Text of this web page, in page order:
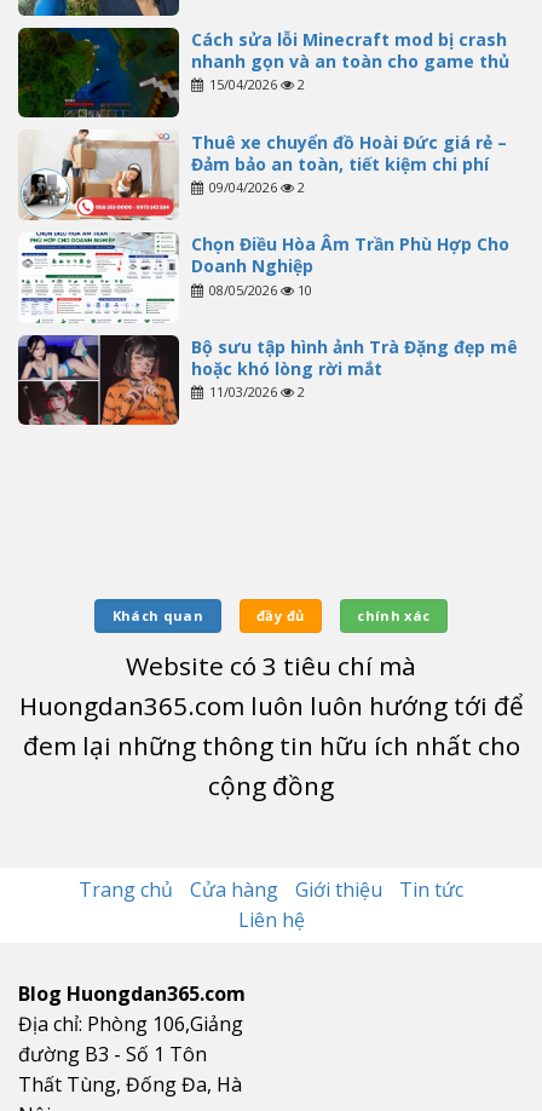
Cách sửa lỗi Minecraft mod bị crash
nhanh gọn và an toàn cho game thủ
15/04/2026 2
Thuê xe chuyển đồ Hoài Đức giá rẻ –
Đảm bảo an toàn, tiết kiệm chi phí
09/04/2026 2
Chọn Điều Hòa Âm Trần Phù Hợp Cho
Doanh Nghiệp
08/05/2026 10
Bộ sưu tập hình ảnh Trà Đặng đẹp mê
hoặc khó lòng rời mắt
11/03/2026 2
Khách quan đầy đủ chính xác
Website có 3 tiêu chí mà
Huongdan365.com luôn luôn hướng tới để
đem lại những thông tin hữu ích nhất cho
cộng đồng
Trang chủ Cửa hàng Giới thiệu
Tin tức
Liên hệ
Blog Huongdan365.com
Địa chỉ: Phòng 106,Giảng
đường B3 - Số 1 Tôn
Thất Tùng, Đống Đa, Hà